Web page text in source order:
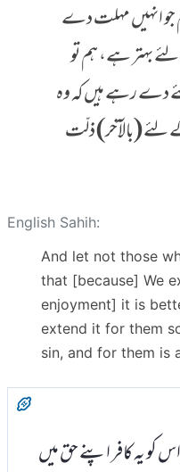
جو انہیں مہلت دے
بہتر ہے، ہم تو
رہے ہیں کہ وہ
لئے (بالآخر) ذلّت
English Sahih:
And let not those
that [because] We
enjoyment] it is
extend it for them
sin, and for them is
کو یہ کافر اپنے حق میں